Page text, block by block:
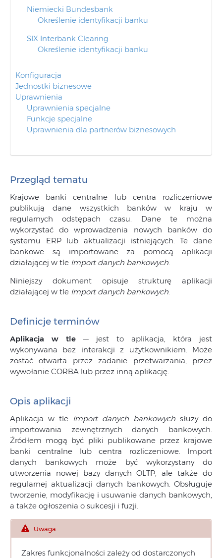
Niemiecki Bundesbank
Określenie identyfikacji banku
SIX Interbank Clearing
Określenie identyfikacji banku
Konfiguracja
Jednostki biznesowe
Uprawnienia
Uprawnienia specjalne
Funkcje specjalne
Uprawnienia dla partnerów biznesowych
Przegląd tematu
Krajowe banki centralne lub centra rozliczeniowe
publikują dane wszystkich banków w kraju w
regularnych odstępach czasu. Dane te można
wykorzystać do wprowadzenia nowych banków do
systemu ERP lub aktualizacji istniejących. Te dane
bankowe są importowane za pomocą aplikacji
działającej w tle Import danych bankowych.
Niniejszy dokument opisuje strukturę aplikacji
działającej w tle Import danych bankowych.
Definicje terminów
Aplikacja w tle — jest to aplikacja, która jest
wykonywana bez interakcji z użytkownikiem. Może
zostać otwarta przez zadanie przetwarzania, przez
wywołanie CORBA lub przez inną aplikację.
Opis aplikacji
Aplikacja w tle Import danych bankowych służy do
importowania zewnętrznych danych bankowych.
Źródłem mogą być pliki publikowane przez krajowe
banki centralne lub centra rozliczeniowe. Import
danych bankowych może być wykorzystany do
utworzenia nowej bazy danych OLTP, ale także do
regularnej aktualizacji danych bankowych. Obsługuje
tworzenie, modyfikację i usuwanie danych bankowych,
a także ogłoszenia o sukcesji i fuzji.
Uwaga
Zakres funkcjonalności zależy od dostarczonych